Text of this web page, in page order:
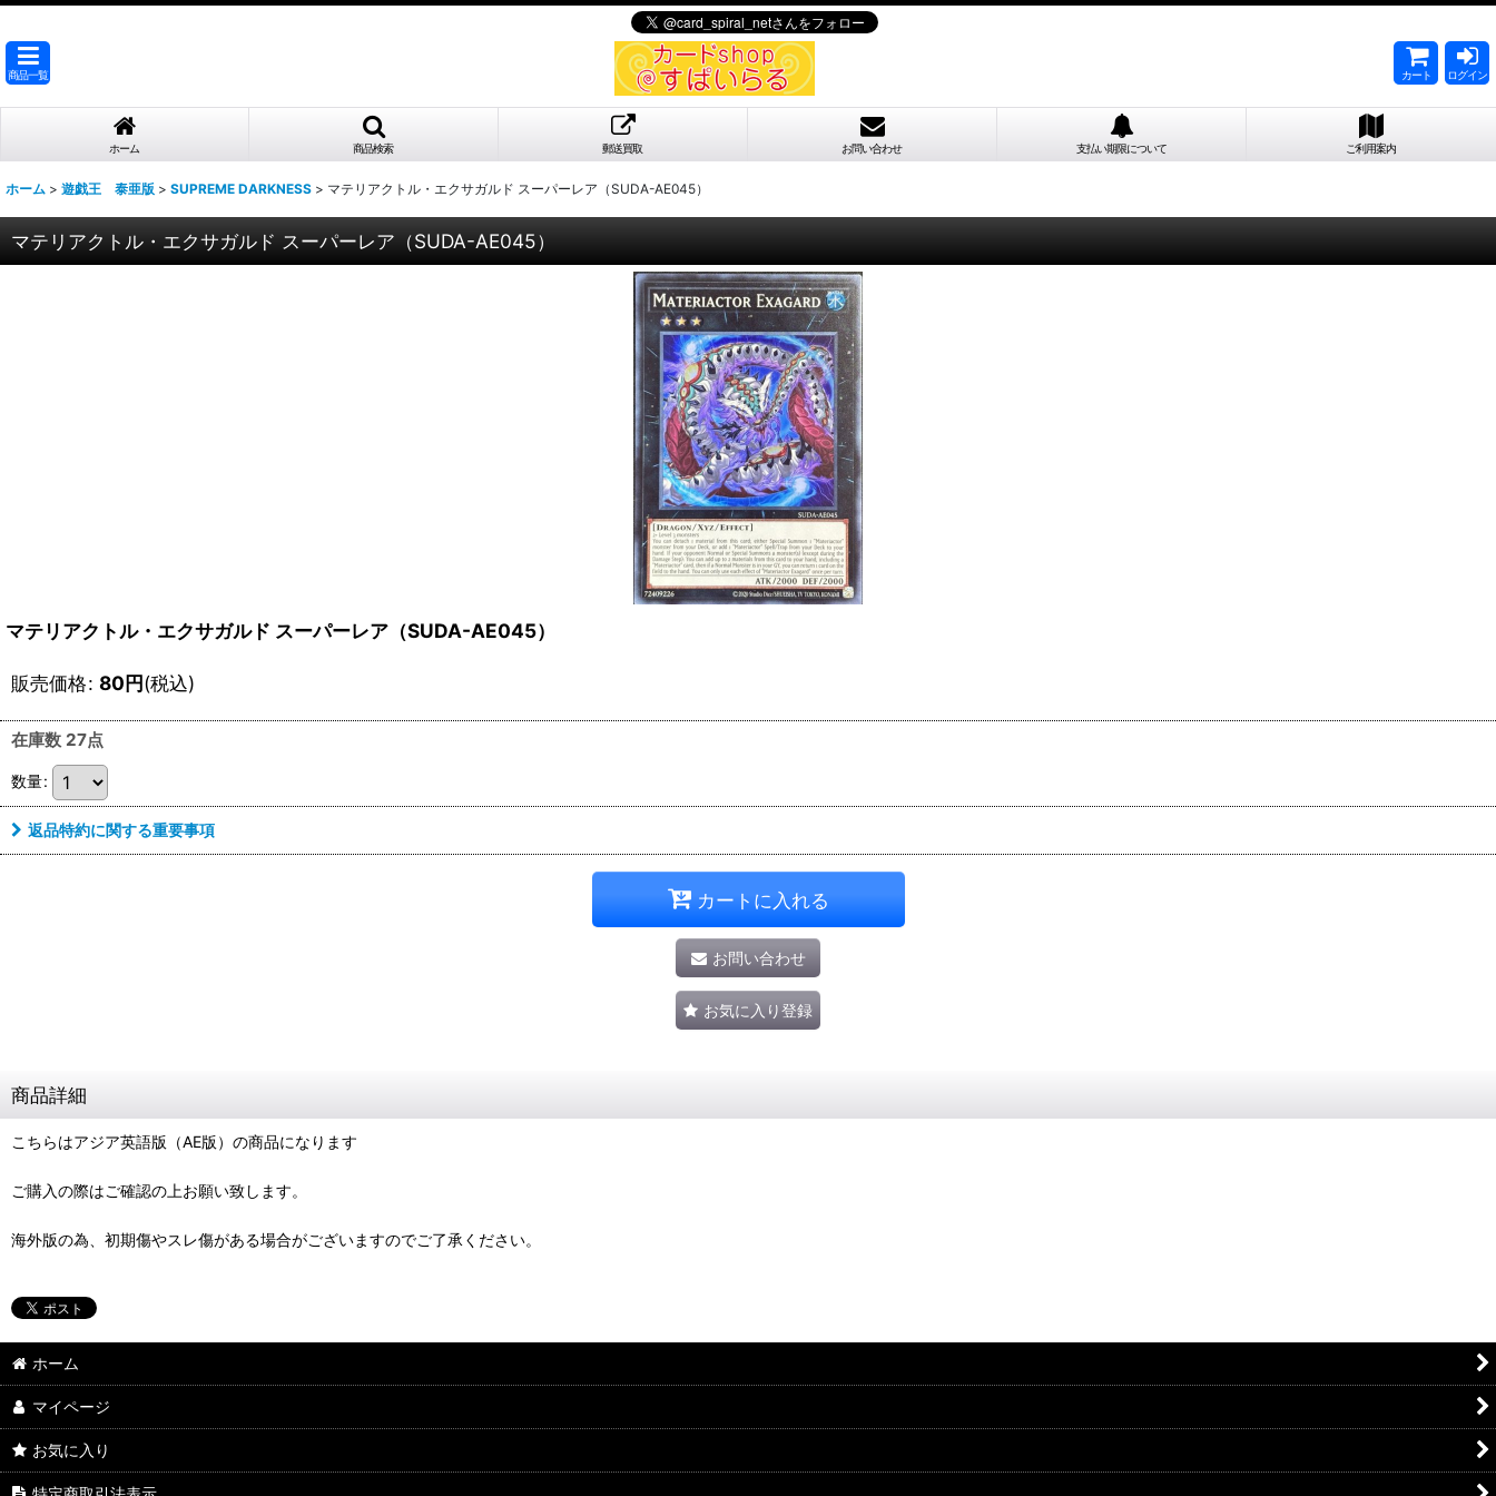
商品一覧 カート ログイン
ホーム 商品検索 郵送買取 お問い合わせ 支払い期限について ご利用案内
ホーム > 遊戯王 泰亜版 > SUPREME DARKNESS > マテリアクトル・エクサガルド スーパーレア（SUDA-AE045）
マテリアクトル・エクサガルド スーパーレア（SUDA-AE045）
マテリアクトル・エクサガルド スーパーレア（SUDA-AE045）
販売価格: 80円(税込)
在庫数 27点
数量:
返品特約に関する重要事項
カートに入れる
お問い合わせ
お気に入り登録
商品詳細
こちらはアジア英語版（AE版）の商品になります
ご購入の際はご確認の上お願い致します。
海外版の為、初期傷やスレ傷がある場合がございますのでご了承ください。
ホーム
マイページ
お気に入り